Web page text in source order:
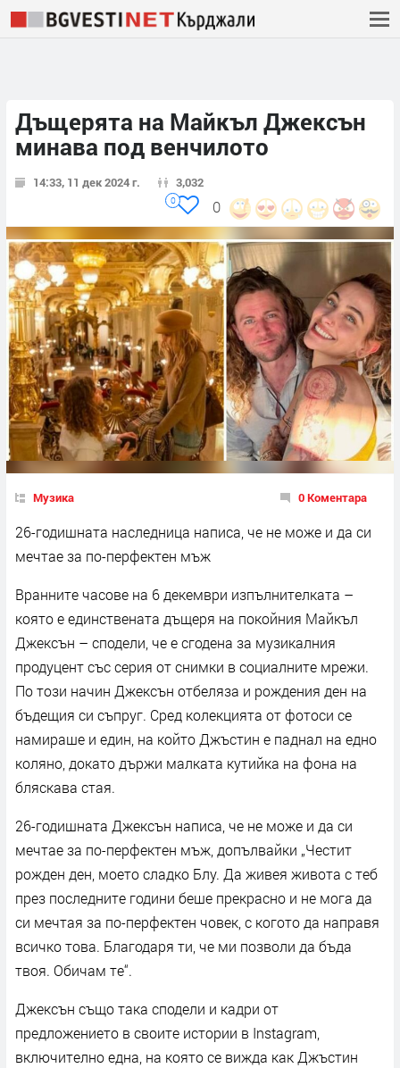
Дъщерята на Майкъл Джексън
минава под венчилото
14:33, 11 дек 2024 г. 3,032
0
0
Музика 0 Коментара
26-годишната наследница написа, че не може и да си
мечтае за по-перфектен мъж
Вранните часове на 6 декември изпълнителката –
която е единствената дъщеря на покойния Майкъл
Джексън – сподели, че е сгодена за музикалния
продуцент със серия от снимки в социалните мрежи.
По този начин Джексън отбеляза и рождения ден на
бъдещия си съпруг. Сред колекцията от фотоси се
намираше и един, на който Джъстин е паднал на едно
коляно, докато държи малката кутийка на фона на
бляскава стая.
26-годишната Джексън написа, че не може и да си
мечтае за по-перфектен мъж, допълвайки „Честит
рожден ден, моето сладко Блу. Да живея живота с теб
през последните години беше прекрасно и не мога да
си мечтая за по-перфектен човек, с когото да направя
всичко това. Благодаря ти, че ми позволи да бъда
твоя. Обичам те“.
Джексън също така сподели и кадри от
предложението в своите истории в Instagram,
включително една, на която се вижда как Джъстин